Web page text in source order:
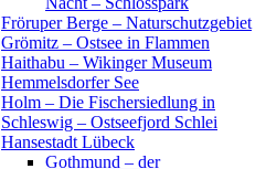
Fröruper Berge – Naturschutzgebiet
Grömitz – Ostsee in Flammen
Haithabu – Wikinger Museum
Hemmelsdorfer See
Holm – Die Fischersiedlung in
Schleswig – Ostseefjord Schlei
Hansestadt Lübeck
Gothmund – der